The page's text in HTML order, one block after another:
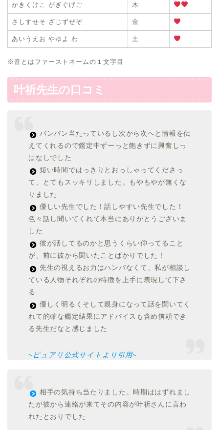
かきくけこ がぎぐげご 木
さしすせそ ざじずぜぞ 金
あいうえお やゆよ わ 土
※音とはファーストネームの１文字目
叶祈先生の口コミ
バンバン当たっているし次から次へと情報を伝
えてくれるので鑑定中ずーっと飽きずに興奮しっ
ぱなしでした
短い時間ではっきりとおっしゃってくださっ
て、とてもスッキリしました。もやもやが無くな
りました
優しい先生でした！話しやすい先生でした！
色々話し聞いてくれて本当にありがとうございま
した
彼が話してるのかと思うくらい仰ってること
が、前に彼から聞いたことばかりでした！
先生の視えるお力はハンパなくて、私が相談し
ている人物それぞれの特徴を上手に表現して下さ
る
優しく明るくそして親身になって話を聞いてく
れて的確な鑑定結果にアドバイスも含め信頼でき
る先生だなと感じました
~ピュアリ公式サイトより引用~
相手の気持ち当たりました。時期ははずれまし
たが彼から連絡が来てその内容が叶祈さんに言わ
れたとおりでした